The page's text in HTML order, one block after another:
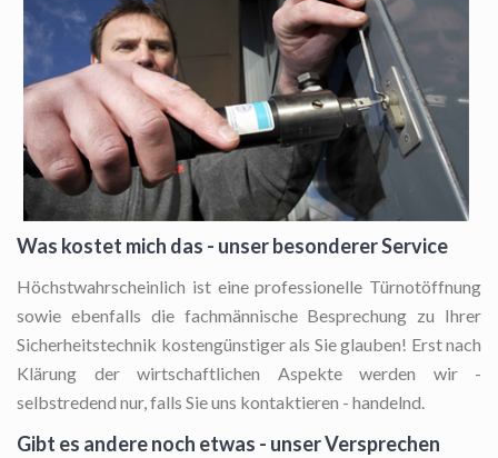
Was kostet mich das - unser besonderer Service
Höchstwahrscheinlich ist eine professionelle Türnotöffnung
sowie ebenfalls die fachmännische Besprechung zu Ihrer
Sicherheitstechnik kostengünstiger als Sie glauben! Erst nach
Klärung der wirtschaftlichen Aspekte werden wir -
selbstredend nur, falls Sie uns kontaktieren - handelnd.
Gibt es andere noch etwas - unser Versprechen